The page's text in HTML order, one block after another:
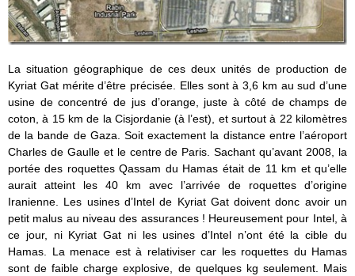
La situation géographique de ces deux unités de production de
Kyriat Gat mérite d’être précisée. Elles sont à 3,6 km au sud d’une
usine de concentré de jus d’orange, juste à côté de champs de
coton, à 15 km de la Cisjordanie (à l’est), et surtout à 22 kilomètres
de la bande de Gaza. Soit exactement la distance entre l’aéroport
Charles de Gaulle et le centre de Paris. Sachant qu’avant 2008, la
portée des roquettes Qassam du Hamas était de 11 km et qu’elle
aurait atteint les 40 km avec l’arrivée de roquettes d’origine
Iranienne. Les usines d’Intel de Kyriat Gat doivent donc avoir un
petit malus au niveau des assurances ! Heureusement pour Intel, à
ce jour, ni Kyriat Gat ni les usines d’Intel n’ont été la cible du
Hamas. La menace est à relativiser car les roquettes du Hamas
sont de faible charge explosive, de quelques kg seulement. Mais